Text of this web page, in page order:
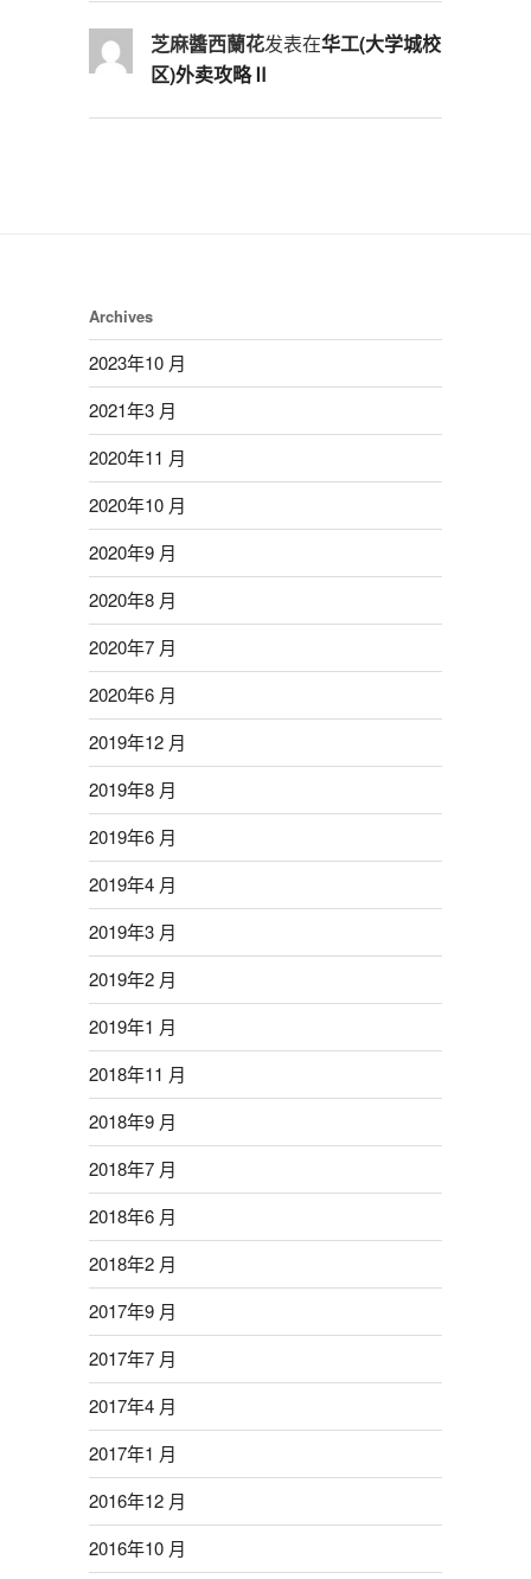
芝麻醬西蘭花发表在华工(大学城校
区)外卖攻略Ⅱ
Archives
2023年10 月
2021年3 月
2020年11 月
2020年10 月
2020年9 月
2020年8 月
2020年7 月
2020年6 月
2019年12 月
2019年8 月
2019年6 月
2019年4 月
2019年3 月
2019年2 月
2019年1 月
2018年11 月
2018年9 月
2018年7 月
2018年6 月
2018年2 月
2017年9 月
2017年7 月
2017年4 月
2017年1 月
2016年12 月
2016年10 月